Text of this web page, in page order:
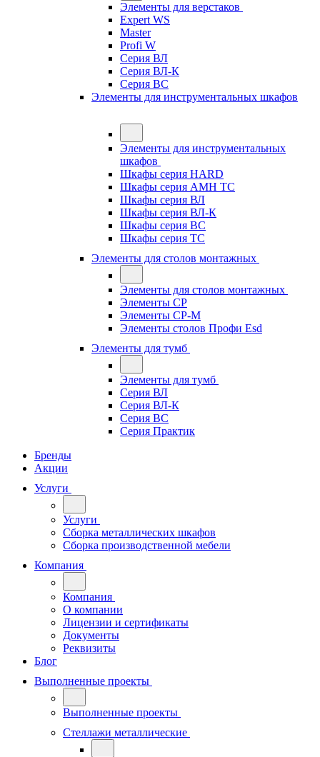
Элементы для верстаков
Expert WS
Master
Profi W
Серия ВЛ
Серия ВЛ-К
Серия ВС
Элементы для инструментальных шкафов
Элементы для инструментальных
шкафов
Шкафы серия HARD
Шкафы серия АМН ТС
Шкафы серия ВЛ
Шкафы серия ВЛ-К
Шкафы серия ВС
Шкафы серия ТС
Элементы для столов монтажных
Элементы для столов монтажных
Элементы СР
Элементы СР-М
Элементы столов Профи Esd
Элементы для тумб
Элементы для тумб
Серия ВЛ
Серия ВЛ-К
Серия ВС
Серия Практик
Бренды
Акции
Услуги
Услуги
Сборка металлических шкафов
Сборка производственной мебели
Компания
Компания
О компании
Лицензии и сертификаты
Документы
Реквизиты
Блог
Выполненные проекты
Выполненные проекты
Стеллажи металлические